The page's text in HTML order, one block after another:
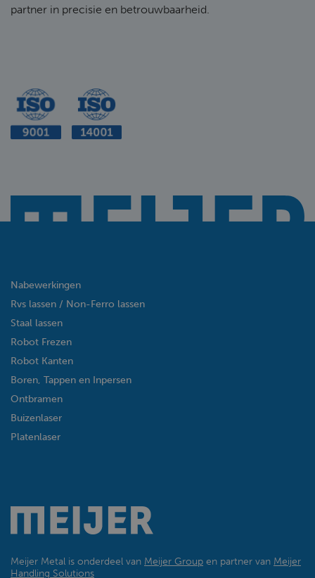
partner in precisie en betrouwbaarheid.
Nabewerkingen
Rvs lassen / Non-Ferro lassen
Staal lassen
Robot Frezen
Robot Kanten
Boren, Tappen en Inpersen
Ontbramen
Buizenlaser
Platenlaser
Meijer Metal is onderdeel van Meijer Group en partner van Meijer
Handling Solutions